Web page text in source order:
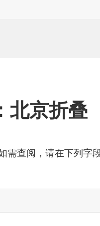
北京折叠
需查阅，请在下列字